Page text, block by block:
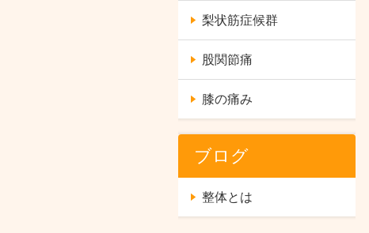
梨状筋症候群
股関節痛
膝の痛み
ブログ
整体とは